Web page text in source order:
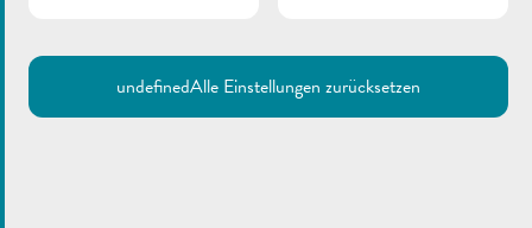
Musel’s Laf | Flyer
undefinedAlle Einstellungen zurücksetzen